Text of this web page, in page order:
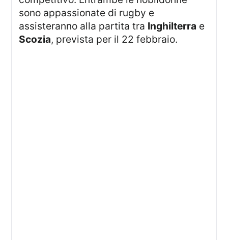
sono appassionate di rugby e
assisteranno alla partita tra Inghilterra e
Scozia, prevista per il 22 febbraio.